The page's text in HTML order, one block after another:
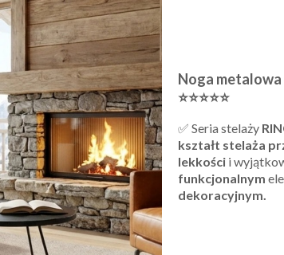
Noga metalowa
⭐⭐⭐⭐⭐
✅ Seria stelaży
kształt stelaża
lekkości i
funkcjonalnym
dekoracyjnym.